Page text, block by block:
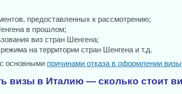
предоставленных к рассмотрению;
в прошлом;
виз стран Шенгена;
на территории стран Шенгена и т.д.
основными причинами отказа в оформлении визы
визы в Италию — сколько стоит